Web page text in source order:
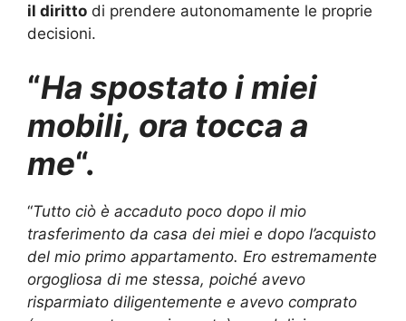
il diritto di prendere autonomamente le proprie
decisioni.
“Ha spostato i miei
mobili, ora tocca a
me“.
“Tutto ciò è accaduto poco dopo il mio
trasferimento da casa dei miei e dopo l’acquisto
del mio primo appartamento. Ero estremamente
orgogliosa di me stessa, poiché avevo
risparmiato diligentemente e avevo comprato